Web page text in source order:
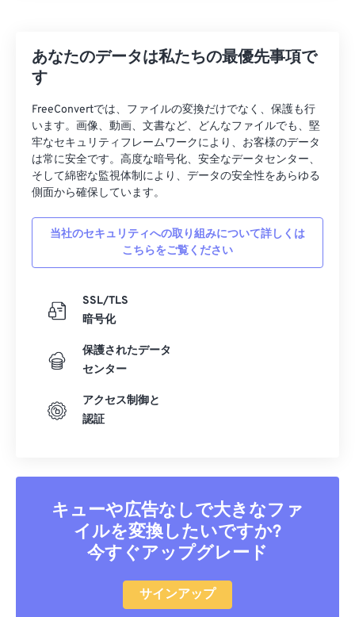
あなたのデータは私たちの最優先事項で
す
FreeConvertでは、ファイルの変換だけでなく、保護も行
います。画像、動画、文書など、どんなファイルでも、堅
牢なセキュリティフレームワークにより、お客様のデータ
は常に安全です。高度な暗号化、安全なデータセンター、
そして綿密な監視体制により、データの安全性をあらゆる
側面から確保しています。
当社のセキュリティへの取り組みについて詳しくは
こちらをご覧ください
SSL/TLS
暗号化
保護されたデータ
センター
アクセス制御と
認証
キューや広告なしで大きなファ
イルを変換したいですか?
今すぐアップグレード
サインアップ